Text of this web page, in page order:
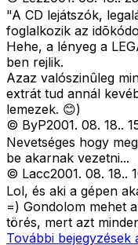
"A CD lejátszók,
foglalkozik az
Hehe, a lényeg a
ben rejlik.
Azaz valószinûleg
extrát tud annál
lemezek. 😊)
© ByP2001. 08. 18..
Nevetséges hogy
be akarnak vezetni...
© Lacc2001. 08. 18..
Lol, és aki a gépen
=) Gondolom mehet
törés, mert azt
További bejegyzések